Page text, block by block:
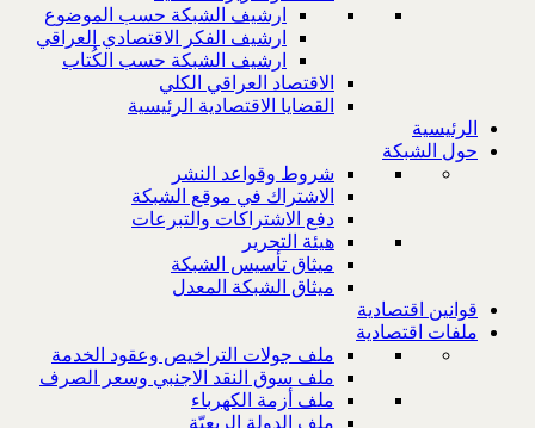
ارشيف الشبكة حسب الموضوع
ارشيف الفكر الاقتصادي العراقي
ارشيف الشبكة حسب الكُتاب
الاقتصاد العراقي الكلي
القضايا الاقتصادية الرئيسية
الرئيسية
حول الشبكة
شروط وقواعد النشر
الاشتراك في موقع الشبكة
دفع الاشتراكات والتبرعات
هيئة التحرير
ميثاق تأسيس الشبكة
ميثاق الشبكة المعدل
قوانين اقتصادية
ملفات اقتصادية
ملف جولات التراخيص وعقود الخدمة
ملف سوق النقد الاجنبي وسعر الصرف
ملف أزمة الكهرباء
ملف الدولة الريعيّة